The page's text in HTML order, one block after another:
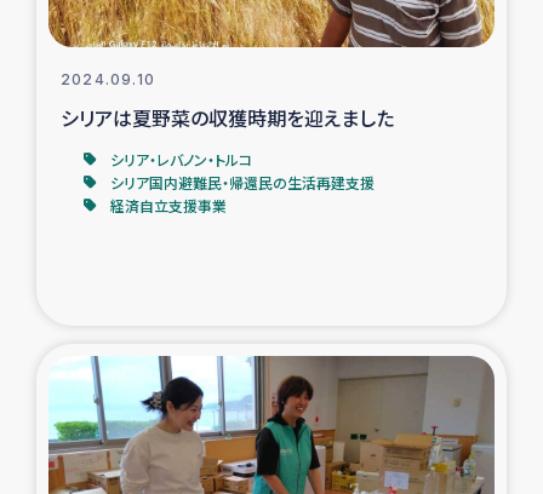
トルコにおけるシリア難民支援事業
インドネシア中部 スラウェシの地震・津波被災者支援
スリランカ ムライティブ県帰還民の生活再建支援
スリランカ南部洪水被災者支援
スリランカの南北女性をつなぐサリー・リサイクル・プロ
ジェクト
2024.09.10
シリアは夏野菜の収獲時期を迎えました
シリア・レバノン・トルコ
シリア国内避難民・帰還民の生活再建支援
経済自立支援事業